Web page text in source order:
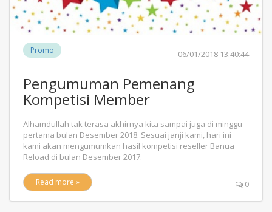
Promo 06/01/2018 13:40:44
Pengumuman Pemenang
Kompetisi Member
Alhamdullah tak terasa akhirnya kita sampai juga di minggu
pertama bulan Desember 2018. Sesuai janji kami, hari ini
kami akan mengumumkan hasil kompetisi reseller Banua
Reload di bulan Desember 2017.
Read more » 0